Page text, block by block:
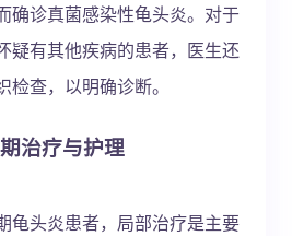
确诊真菌感染性龟头炎。对于
疑有其他疾病的患者，医生还
查，以明确诊断。
治疗与护理
龟头炎患者，局部治疗是主要